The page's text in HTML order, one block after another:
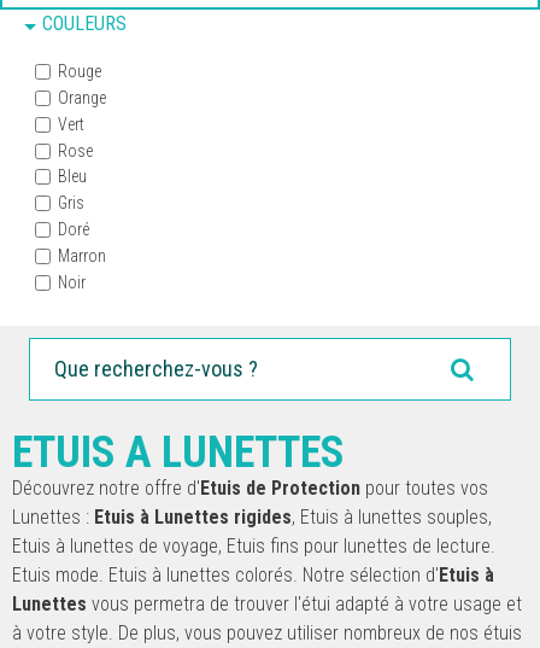
COULEURS
Rouge
Orange
Vert
Rose
Bleu
Gris
Doré
Marron
Noir
ETUIS A LUNETTES
Découvrez notre offre d'Etuis de Protection pour toutes vos
Lunettes : Etuis à Lunettes rigides, Etuis à lunettes souples,
Etuis à lunettes de voyage, Etuis fins pour lunettes de lecture.
Etuis mode. Etuis à lunettes colorés. Notre sélection d'Etuis à
Lunettes vous permetra de trouver l'étui adapté à votre usage et
à votre style. De plus, vous pouvez utiliser nombreux de nos étuis